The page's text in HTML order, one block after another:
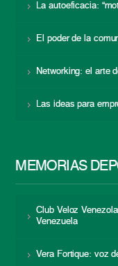
La autoeficacia:
El poder de la
Networking: el arte
Las ideas para
MEMORIAS
Club Veloz
Venezuela
Vera Fortique: voz